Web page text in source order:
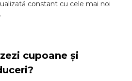
constant cu cele mai noi
cupoane și